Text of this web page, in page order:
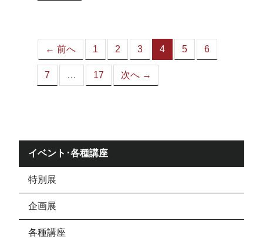
← 前へ 1 2 3 4
（こ
5 6
7 … 17 次へ →
イベント･各種講座
特別展
企画展
各種講座